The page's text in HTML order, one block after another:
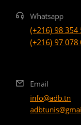
Whatsapp
(+216) 98 354
(+216) 97 078
Email
info@adb.tn